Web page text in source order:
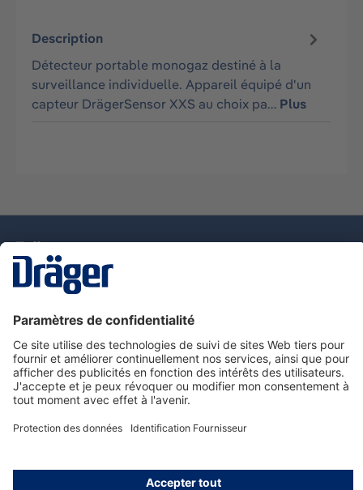
Description
Détecteur portable monogaz destiné à la
surveillance individuelle. Appareil équipé d'un
capteur DrägerSensor XXS au choix pa… Plus
Nous contacter
Service de e-commande Dräger
Informations sur les produits
© Dräger France SAS, 2024